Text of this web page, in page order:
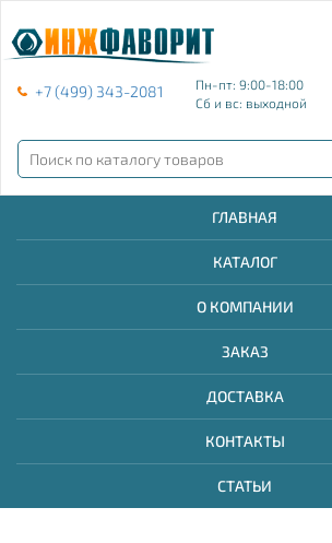
+7 (499) 343-2081
Пн-пт: 9:00-18:00
Сб и вс: выходной
ГЛАВНАЯ
КАТАЛОГ
О КОМПАНИИ
ЗАКАЗ
ДОСТАВКА
КОНТАКТЫ
СТАТЬИ